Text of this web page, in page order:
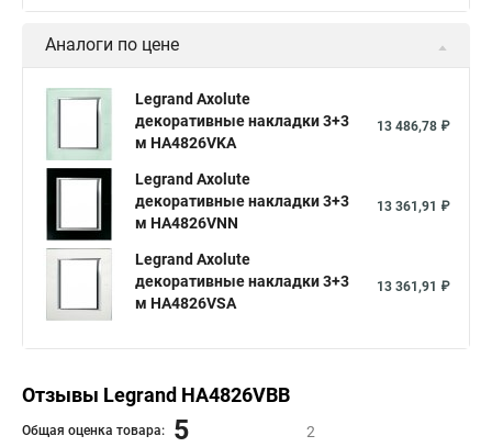
Аналоги по цене
Legrand Axolute
декоративные накладки 3+3
м HA4826VKA
13 486,78 ₽
Legrand Axolute
декоративные накладки 3+3
м HA4826VNN
13 361,91 ₽
Legrand Axolute
декоративные накладки 3+3
м HA4826VSA
13 361,91 ₽
Отзывы Legrand HA4826VBB
Общая оценка товара: 5 2